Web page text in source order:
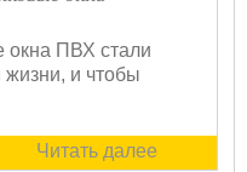
окна ПВХ стали
и чтобы
Читать далее